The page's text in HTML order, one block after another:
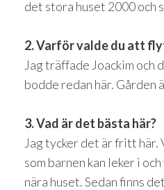
det stora huset 2000 och
2. Varför valde du att
Jag träffade Joackim och
bodde redan här. Gården
3. Vad är det bästa här?
Jag tycker det är fritt
som barnen kan leker i
nära huset. Sedan finns